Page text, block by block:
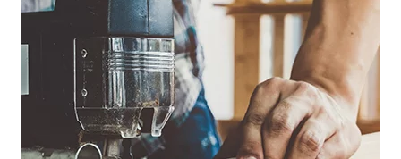
Fragen zu